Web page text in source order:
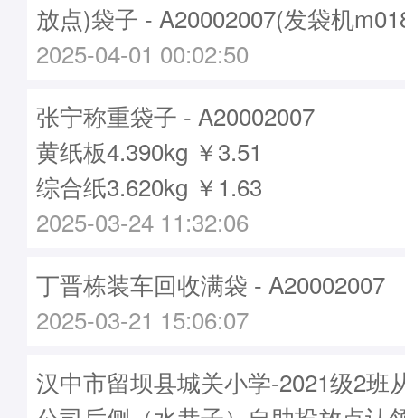
放点)袋子 - A20002007(发袋机
2025-04-01 00:02:50
张宁称重袋子 - A20002007
黄纸板4.390kg ￥3.51
综合纸3.620kg ￥1.63
2025-03-24 11:32:06
丁晋栋装车回收满袋 - A20002007
2025-03-21 15:06:07
汉中市留坝县城关小学-2021级2班